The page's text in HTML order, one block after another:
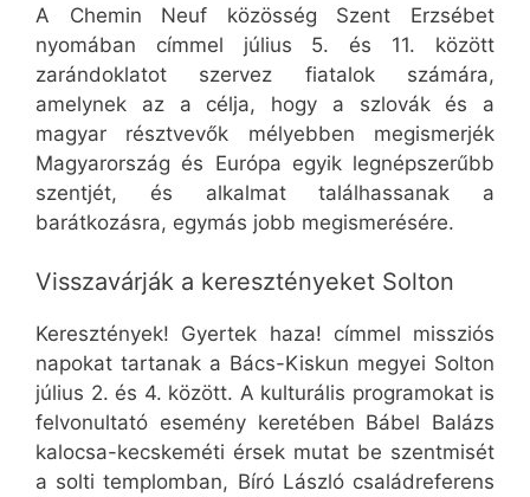
A Chemin Neuf közösség Szent Erzsébet
nyomában címmel július 5. és 11. között
zarándoklatot szervez fiatalok számára,
amelynek az a célja, hogy a szlovák és a
magyar résztvevők mélyebben megismerjék
Magyarország és Európa egyik legnépszerűbb
szentjét, és alkalmat találhassanak a
barátkozásra, egymás jobb megismerésére.
Visszavárják a keresztényeket Solton
Keresztények! Gyertek haza! címmel missziós
napokat tartanak a Bács-Kiskun megyei Solton
július 2. és 4. között. A kulturális programokat is
felvonultató esemény keretében Bábel Balázs
kalocsa-kecskeméti érsek mutat be szentmisét
a solti templomban, Bíró László családreferens